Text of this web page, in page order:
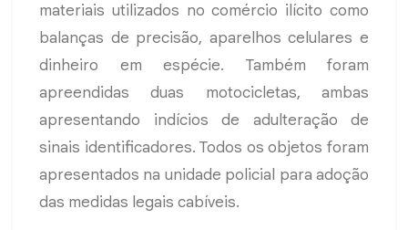
materiais utilizados no comércio ilícito como
balanças de precisão, aparelhos celulares e
dinheiro em espécie. Também foram
apreendidas duas motocicletas, ambas
apresentando indícios de adulteração de
sinais identificadores. Todos os objetos foram
apresentados na unidade policial para adoção
das medidas legais cabíveis.